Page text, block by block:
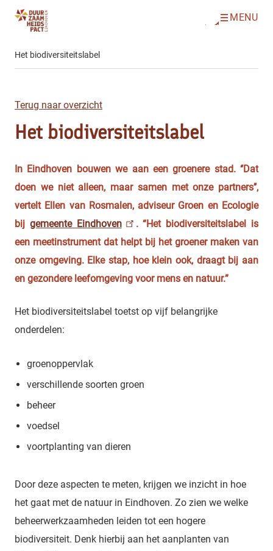
Direct naar de inhoud
O
MENU
Het biodiversiteitslabel
Terug naar overzicht
Het biodiversiteitslabel
In Eindhoven bouwen we aan een groenere stad. ‘’Dat
doen we niet alleen, maar samen met onze partners’’,
vertelt Ellen van Rosmalen, adviseur Groen en Ecologie
bij gemeente Eindhoven
. “Het biodiversiteitslabel is
een meetinstrument dat helpt bij het groener maken van
onze omgeving. Elke stap, hoe klein ook, draagt bij aan
en gezondere leefomgeving voor mens en natuur.”
Het biodiversiteitslabel toetst op vijf belangrijke
onderdelen:
groenoppervlak
verschillende soorten groen
beheer
voedsel
voortplanting van dieren
Door deze aspecten te meten, krijgen we inzicht in hoe
het gaat met de natuur in Eindhoven. Zo zien we welke
beheerwerkzaamheden leiden tot een hogere
biodiversiteit. Denk hierbij aan het aanplanten van